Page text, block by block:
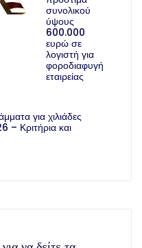
συνολικού
ύψους
600.000
ευρώ σε
λογιστή για
φοροδιαφυγή
εταιρείας
για χιλιάδες
– Κριτήρια και